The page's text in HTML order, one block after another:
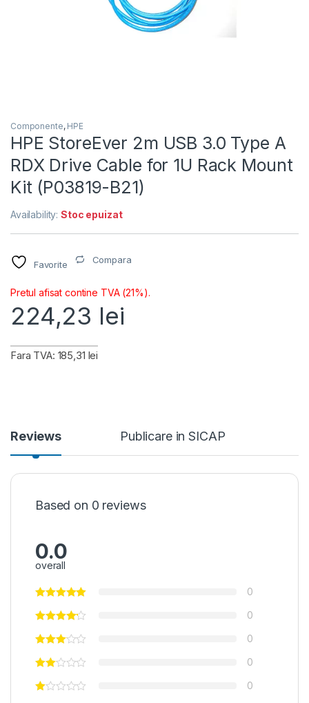
Componente, HPE
HPE StoreEver 2m USB 3.0 Type A
RDX Drive Cable for 1U Rack Mount
Kit (P03819-B21)
Availability:Stoc epuizat
Favorite Compara
Pretul afisat contine TVA (21%).
224,23 lei
Fara TVA: 185,31 lei
Reviews Publicare in SICAP
Based on 0 reviews
0.0
overall
0
0
0
0
0